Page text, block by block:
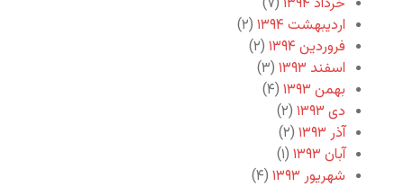
اردیبهشت ۱۳۹۴
(۲)
فروردین ۱۳۹۴
(۲)
اسفند ۱۳۹۳
(۳)
بهمن ۱۳۹۳
(۴)
دی ۱۳۹۳
(۲)
آذر ۱۳۹۳
(۲)
آبان ۱۳۹۳
(۱)
شهریور ۱۳۹۳
(۴)